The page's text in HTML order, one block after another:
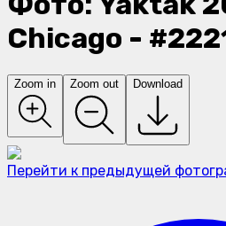
Chicago -
Zoom in Zoom out Download
Перейти к предыдущей